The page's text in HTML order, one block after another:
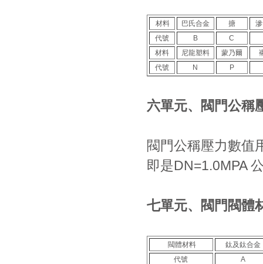
材料 巴氏合金 搪
代號
B
C
材料
尼龍塑料 蒙乃爾
代號
N P
六單元、閥門公稱
閥門公稱壓力數值
即是DN=1.0MPA
七單元、閥門閥體
閥體材料
鈦及鈦合金
代號
A